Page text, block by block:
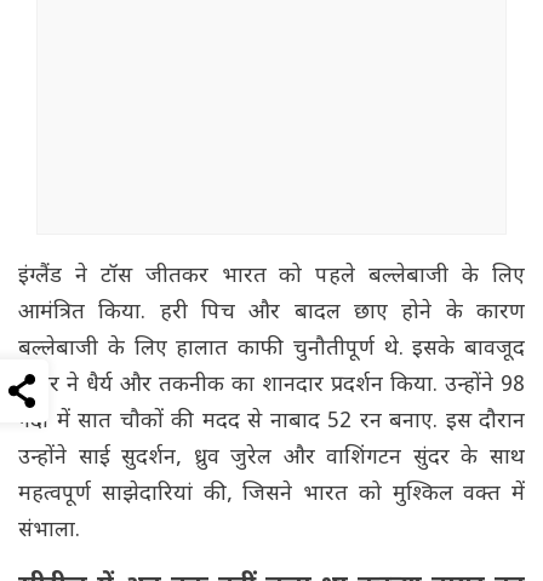
इंग्लैंड ने टॉस जीतकर भारत को पहले बल्लेबाजी के लिए
आमंत्रित किया. हरी पिच और बादल छाए होने के कारण
बल्लेबाजी के लिए हालात काफी चुनौतीपूर्ण थे. इसके बावजूद
नायर ने धैर्य और तकनीक का शानदार प्रदर्शन किया. उन्होंने 98
गेंदों में सात चौकों की मदद से नाबाद 52 रन बनाए. इस दौरान
उन्होंने साई सुदर्शन, ध्रुव जुरेल और वाशिंगटन सुंदर के साथ
महत्वपूर्ण साझेदारियां की, जिसने भारत को मुश्किल वक्त में
संभाला.